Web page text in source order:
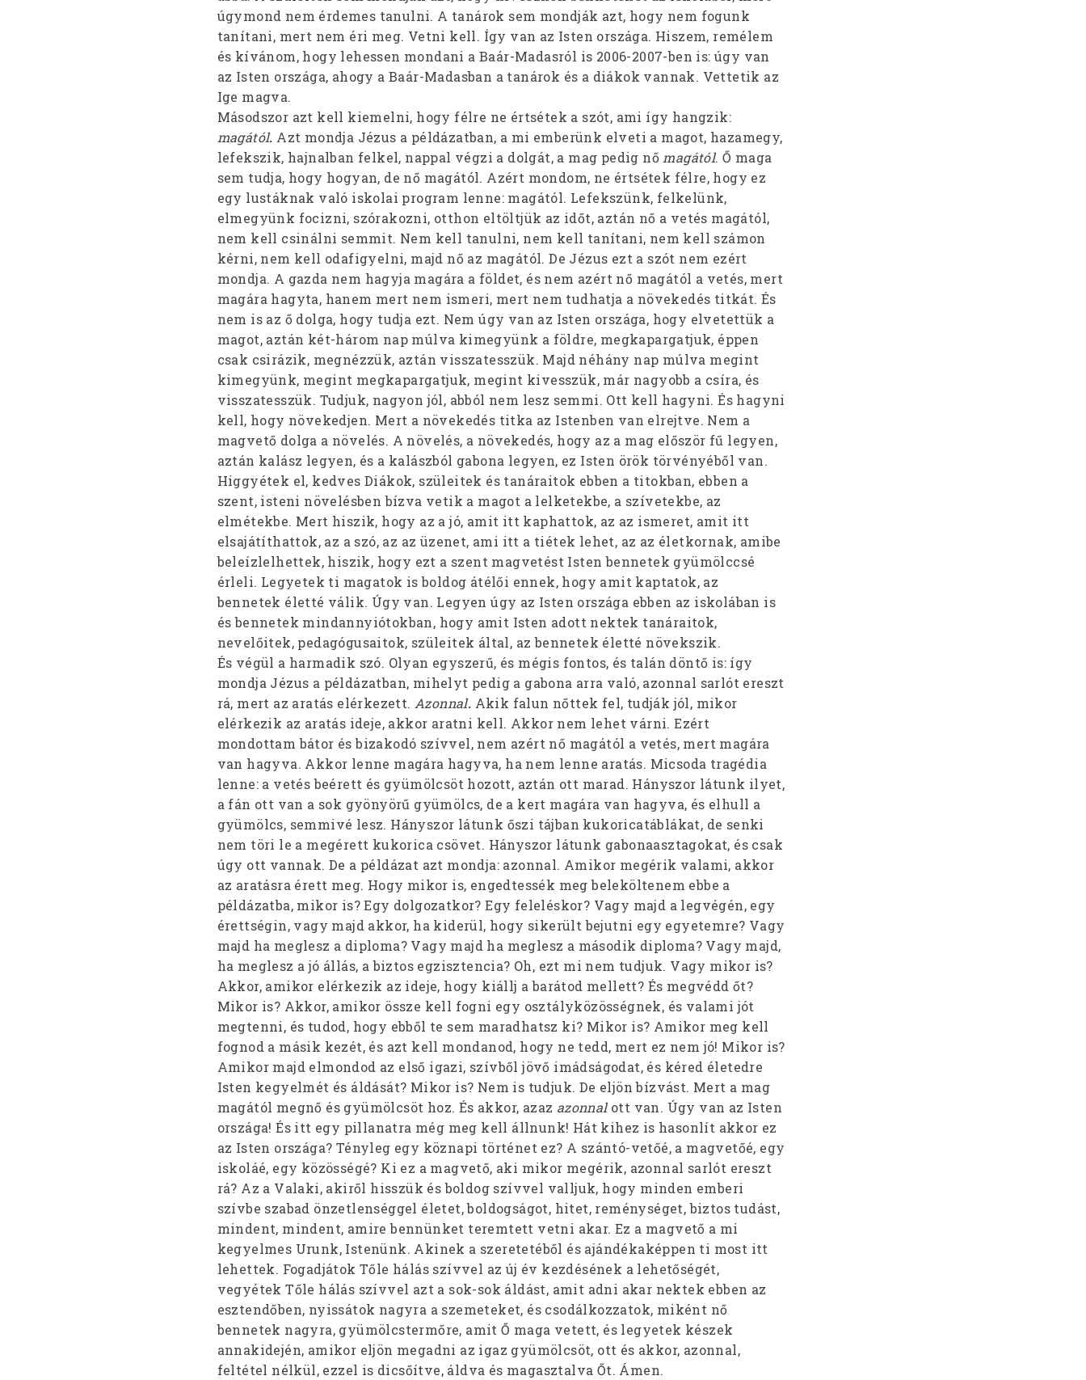
úgymond nem érdemes tanulni. A tanárok sem mondják azt, hogy nem fogunk
tanítani, mert nem éri meg. Vetni kell. Így van az Isten országa. Hiszem, remélem
és kívánom, hogy lehessen mondani a Baár-Madasról is 2006-2007-ben is: úgy van
az Isten országa, ahogy a Baár-Madasban a tanárok és a diákok vannak. Vettetik az
Ige magva.
Másodszor azt kell kiemelni, hogy félre ne értsétek a szót, ami így hangzik:
magától. Azt mondja Jézus a példázatban, a mi emberünk elveti a magot, hazamegy,
lefekszik, hajnalban felkel, nappal végzi a dolgát, a mag pedig nő magától. Ő maga
sem tudja, hogy hogyan, de nő magától. Azért mondom, ne értsétek félre, hogy ez
egy lustáknak való iskolai program lenne: magától. Lefekszünk, felkelünk,
elmegyünk focizni, szórakozni, otthon eltöltjük az időt, aztán nő a vetés magától,
nem kell csinálni semmit. Nem kell tanulni, nem kell tanítani, nem kell számon
kérni, nem kell odafigyelni, majd nő az magától. De Jézus ezt a szót nem ezért
mondja. A gazda nem hagyja magára a földet, és nem azért nő magától a vetés, mert
magára hagyta, hanem mert nem ismeri, mert nem tudhatja a növekedés titkát. És
nem is az ő dolga, hogy tudja ezt. Nem úgy van az Isten országa, hogy elvetettük a
magot, aztán két-három nap múlva kimegyünk a földre, megkapargatjuk, éppen
csak csirázik, megnézzük, aztán visszatesszük. Majd néhány nap múlva megint
kimegyünk, megint megkapargatjuk, megint kivesszük, már nagyobb a csíra, és
visszatesszük. Tudjuk, nagyon jól, abból nem lesz semmi. Ott kell hagyni. És hagyni
kell, hogy növekedjen. Mert a növekedés titka az Istenben van elrejtve. Nem a
magvető dolga a növelés. A növelés, a növekedés, hogy az a mag először fű legyen,
aztán kalász legyen, és a kalászból gabona legyen, ez Isten örök törvényéből van.
Higgyétek el, kedves Diákok, szüleitek és tanáraitok ebben a titokban, ebben a
szent, isteni növelésben bízva vetik a magot a lelketekbe, a szívetekbe, az
elmétekbe. Mert hiszik, hogy az a jó, amit itt kaphattok, az az ismeret, amit itt
elsajátíthattok, az a szó, az az üzenet, ami itt a tiétek lehet, az az életkornak, amibe
beleízlelhettek, hiszik, hogy ezt a szent magvetést Isten bennetek gyümölccsé
érleli. Legyetek ti magatok is boldog átélői ennek, hogy amit kaptatok, az
bennetek életté válik. Úgy van. Legyen úgy az Isten országa ebben az iskolában is
és bennetek mindannyiótokban, hogy amit Isten adott nektek tanáraitok,
nevelőitek, pedagógusaitok, szüleitek által, az bennetek életté növekszik.
És végül a harmadik szó. Olyan egyszerű, és mégis fontos, és talán döntő is: így
mondja Jézus a példázatban, mihelyt pedig a gabona arra való, azonnal sarlót ereszt
rá, mert az aratás elérkezett. Azonnal. Akik falun nőttek fel, tudják jól, mikor
elérkezik az aratás ideje, akkor aratni kell. Akkor nem lehet várni. Ezért
mondottam bátor és bizakodó szívvel, nem azért nő magától a vetés, mert magára
van hagyva. Akkor lenne magára hagyva, ha nem lenne aratás. Micsoda tragédia
lenne: a vetés beérett és gyümölcsöt hozott, aztán ott marad. Hányszor látunk ilyet,
a fán ott van a sok gyönyörű gyümölcs, de a kert magára van hagyva, és elhull a
gyümölcs, semmivé lesz. Hányszor látunk őszi tájban kukoricatáblákat, de senki
nem töri le a megérett kukorica csövet. Hányszor látunk gabonaasztagokat, és csak
úgy ott vannak. De a példázat azt mondja: azonnal. Amikor megérik valami, akkor
az aratásra érett meg. Hogy mikor is, engedtessék meg beleköltenem ebbe a
példázatba, mikor is? Egy dolgozatkor? Egy feleléskor? Vagy majd a legvégén, egy
érettségin, vagy majd akkor, ha kiderül, hogy sikerült bejutni egy egyetemre? Vagy
majd ha meglesz a diploma? Vagy majd ha meglesz a második diploma? Vagy majd,
ha meglesz a jó állás, a biztos egzisztencia? Oh, ezt mi nem tudjuk. Vagy mikor is?
Akkor, amikor elérkezik az ideje, hogy kiállj a barátod mellett? És megvédd őt?
Mikor is? Akkor, amikor össze kell fogni egy osztályközösségnek, és valami jót
megtenni, és tudod, hogy ebből te sem maradhatsz ki? Mikor is? Amikor meg kell
fognod a másik kezét, és azt kell mondanod, hogy ne tedd, mert ez nem jó! Mikor is?
Amikor majd elmondod az első igazi, szívből jövő imádságodat, és kéred életedre
Isten kegyelmét és áldását? Mikor is? Nem is tudjuk. De eljön bízvást. Mert a mag
magától megnő és gyümölcsöt hoz. És akkor, azaz azonnalott van. Úgy van az Isten
országa! És itt egy pillanatra még meg kell állnunk! Hát kihez is hasonlít akkor ez
az Isten országa? Tényleg egy köznapi történet ez? A szántó-vetőé, a magvetőé, egy
iskoláé, egy közösségé? Ki ez a magvető, aki mikor megérik, azonnal sarlót ereszt
rá? Az a Valaki, akiről hisszük és boldog szívvel valljuk, hogy minden emberi
szívbe szabad önzetlenséggel életet, boldogságot, hitet, reménységet, biztos tudást,
mindent, mindent, amire bennünket teremtett vetni akar. Ez a magvető a mi
kegyelmes Urunk, Istenünk. Akinek a szeretetéből és ajándékaképpen ti most itt
lehettek. Fogadjátok Tőle hálás szívvel az új év kezdésének a lehetőségét,
vegyétek Tőle hálás szívvel azt a sok-sok áldást, amit adni akar nektek ebben az
esztendőben, nyissátok nagyra a szemeteket, és csodálkozzatok, miként nő
bennetek nagyra, gyümölcstermőre, amit Ő maga vetett, és legyetek készek
annakidején, amikor eljön megadni az igaz gyümölcsöt, ott és akkor, azonnal,
feltétel nélkül, ezzel is dicsőítve, áldva és magasztalva Őt. Ámen.